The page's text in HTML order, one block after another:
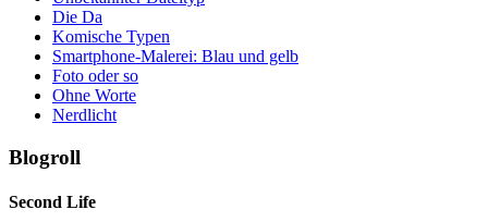
Die Da
Komische Typen
Smartphone-Malerei: Blau und gelb
Foto oder so
Ohne Worte
Nerdlicht
Blogroll
Second Life